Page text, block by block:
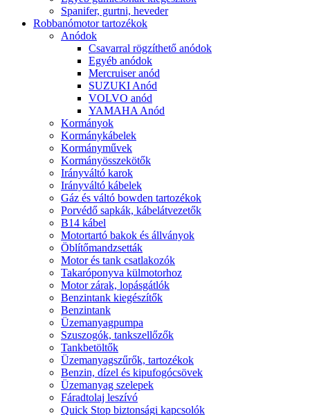
Spanifer, gurtni, heveder
Robbanómotor tartozékok
Anódok
Csavarral rögzíthető anódok
Egyéb anódok
Mercruiser anód
SUZUKI Anód
VOLVO anód
YAMAHA Anód
Kormányok
Kormánykábelek
Kormányművek
Kormányösszekötők
Irányváltó karok
Irányváltó kábelek
Gáz és váltó bowden tartozékok
Porvédő sapkák, kábelátvezetők
B14 kábel
Motortartó bakok és állványok
Öblítőmandzsetták
Motor és tank csatlakozók
Takaróponyva külmotorhoz
Motor zárak, lopásgátlók
Benzintank kiegészítők
Benzintank
Üzemanyagpumpa
Szuszogók, tankszellőzők
Tankbetöltők
Üzemanyagszűrők, tartozékok
Benzin, dízel és kipufogócsövek
Üzemanyag szelepek
Fáradtolaj leszívó
Quick Stop biztonsági kapcsolók